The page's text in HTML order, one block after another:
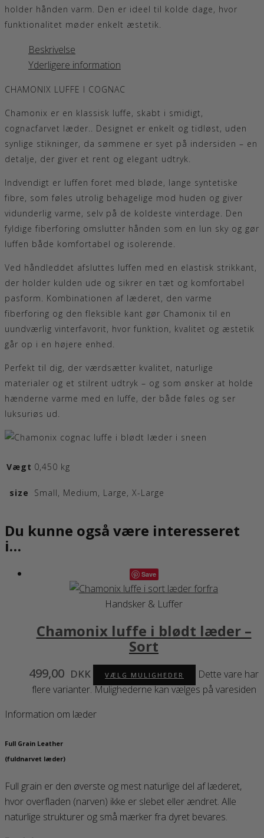
holder hånden varm. Den er ideel til kolde dage, hvor
funktionalitet møder enkelt æstetik.
Beskrivelse
Yderligere information
CHAMONIX LUFFE I COGNAC
Chamonix er en klassisk luffe, skabt i smidigt,
cognacfarvet læder.. Designet er enkelt og tidløst, uden
synlige stikninger, da sømmene er syet på indersiden – en
detalje, der giver et rent og elegant udtryk.
Indvendigt er luffen foret med bløde, lange syntetiske
fibre, som føles utrolig behagelige mod huden og giver
vidunderlig varme, selv på de koldeste vinterdage. Den
fyldige fiberforing omslutter hånden som en lun sky og gør
luffen både komfortabel og isolerende.
Ved håndleddet afsluttes luffen med en elastisk strikkant,
der holder kulden ude og sikrer en tæt og komfortabel
pasform. Kombinationen af læderet, den varme
fiberforing og den fleksible kant gør Chamonix til en
uundværlig vinterfavorit, hvor funktion, kvalitet og æstetik
går op i en højere enhed.
Perfekt til dig, der værdsætter kvalitet, naturlige
materialer og et stilrent udtryk – og som ønsker at holde
hænderne varme med en luffe, der både føles og ser
luksuriøs ud.
Vægt 0,450 kg
size Small, Medium, Large, X-Large
Du kunne også være interesseret
i…
Save
Handsker & Luffer
Chamonix luffe i blødt læder –
Sort
499,00 DKK VÆLG MULIGHEDER
Dette vare har
flere varianter. Mulighederne kan vælges på varesiden
Information om læder
Full Grain Leather
(fuldnarvet læder)
Full grain er den øverste og mest naturlige del af læderet,
hvor overfladen (narven) ikke er slebet eller ændret. Alle
naturlige strukturer og små mærker fra dyret bevares.